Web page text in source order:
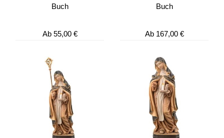
Buch
Ab55,00 €
Buch
Ab167,00 €